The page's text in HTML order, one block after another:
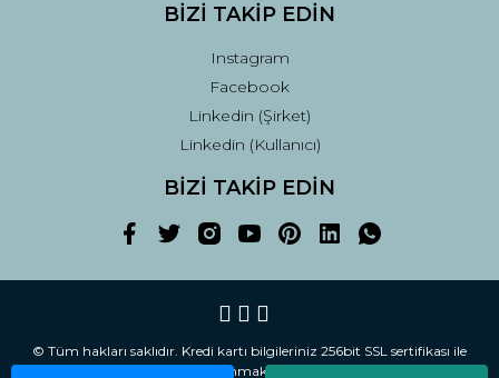
BİZİ TAKİP EDİN
Instagram
Facebook
Linkedin (Şirket)
Linkedin (Kullanıcı)
BİZİ TAKİP EDİN
© Tüm hakları saklıdır. Kredi kartı bilgileriniz 256bit SSL sertifikası ile
korunmaktadır.